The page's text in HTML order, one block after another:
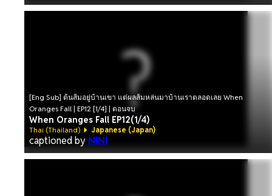
[Eng Sub] ต้นส้มอยู่บ้านเขา แต่ผลส้มหล่นมาบ้านเราตลอดเลย When
Oranges Fall | EP.12 [1/4] | ตอนจบ
When Oranges Fall EP12(1/4)
Thai (Thailand) Japanese (Japan)
captioned by NINI